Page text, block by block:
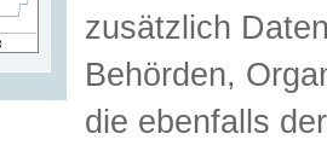
zusätzlich
Behörden,
die ebenfalls